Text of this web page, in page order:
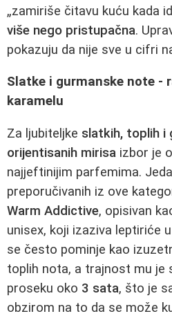
„zamiriše čitavu kuću kada
više nego pristupačna.
pokazuju da nije sve u cifri
Slatke i gurmanske note -
karamelu
Za ljubiteljke slatkih, toplih i
orijentisanih mirisa izbor je
najjeftinijim parfemima.
preporučivanih iz ove
Warm Addictive, opisivan
unisex, koji izaziva leptiriće
se često pominje kao
toplih nota, a trajnost mu je
proseku oko 3 sata, što je
obzirom na to da se može